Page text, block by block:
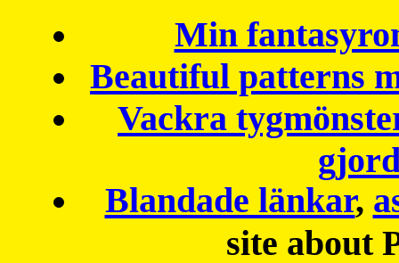
Min
Beautiful patterns
Vackra
Blandade länkar,
site about